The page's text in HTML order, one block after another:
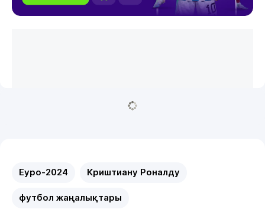
Еуро-2024 Криштиану Роналду
футбол жаңалықтары